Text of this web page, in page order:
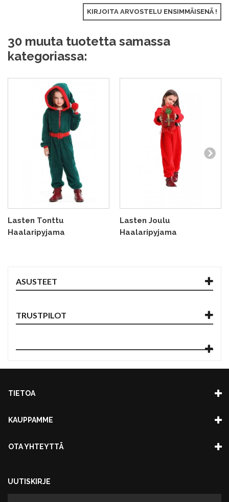
KIRJOITA ARVOSTELU ENSIMMÄISENÄ !
30 muuta tuotetta samassa
kategoriassa:
Lasten Tonttu
Haalaripyjama
Lasten Joulu
Haalaripyjama
ASUSTEET
TRUSTPILOT
TIETOA
KAUPPAMME
OTA YHTEYTTÄ
UUTISKIRJE